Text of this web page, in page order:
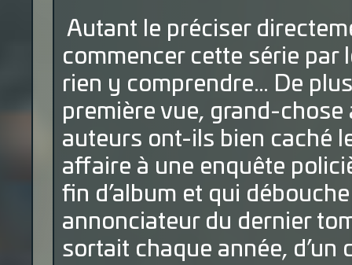
Autant le préciser
commencer cette série par
rien y comprendre… De
première vue, grand-chose
auteurs ont-ils bien caché
affaire à une enquête
fin d’album et qui
annonciateur du dernier
sortait chaque année, d’un